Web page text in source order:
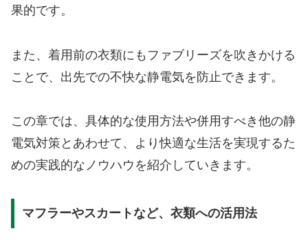
果的です。
また、着用前の衣類にもファブリーズを吹きかける
ことで、出先での不快な静電気を防止できます。
この章では、具体的な使用方法や併用すべき他の静
電気対策とあわせて、より快適な生活を実現するた
めの実践的なノウハウを紹介していきます。
マフラーやスカートなど、衣類への活用法